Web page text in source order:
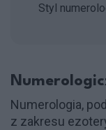
Styl
Numerologia,
z zakresu